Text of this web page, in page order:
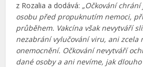
z Rozalia a dodává: „Očkování
osobu před propuknutím nemoci,
průběhem. Vakcína však nevytváří
nezabrání vylučování viru, ani zcela
onemocnění. Očkování nevytváří
dané osoby a ani nevíme, jak